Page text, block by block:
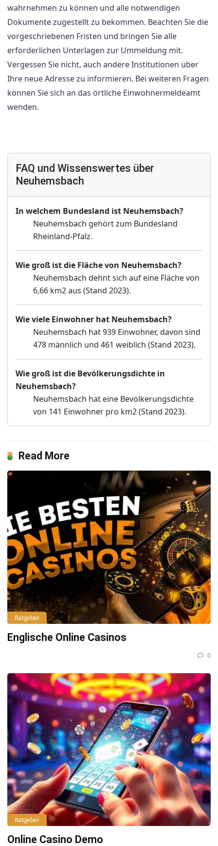
wahrnehmen zu können und alle notwendigen
Dokumente zugestellt zu bekommen. Beachten Sie die
vorgeschriebenen Fristen und bringen Sie alle
erforderlichen Unterlagen zur Ummeldung mit.
Vergessen Sie nicht, auch andere Institutionen über
Ihre neue Adresse zu informieren. Bei weiteren Fragen
können Sie sich an das örtliche Einwohnermeldeamt
wenden.
FAQ und Wissenswertes über
Neuhemsbach
In welchem Bundesland ist Neuhemsbach?
Neuhemsbach gehört zum Bundesland
Rheinland-Pfalz.
Wie groß ist die Fläche von Neuhemsbach?
Neuhemsbach dehnt sich auf eine Fläche von
6,66 km2 aus (Stand 2023).
Wie viele Einwohner hat Neuhemsbach?
Neuhemsbach hat 939 Einwohner, davon sind
478 männlich und 461 weiblich (Stand 2023).
Wie groß ist die Bevölkerungsdichte in
Neuhemsbach?
Neuhemsbach hat eine Bevölkerungsdichte
von 141 Einwohner pro km2 (Stand 2023).
Read More
Ratgeber
Englische Online Casinos
0
Ratgeber
Online Casino Demo